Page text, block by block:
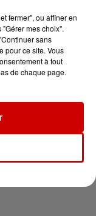
à
!
votre balade
fermer", ou affiner en
mes choix".
sans
pour ce site. Vous
à tout
de chaque page.